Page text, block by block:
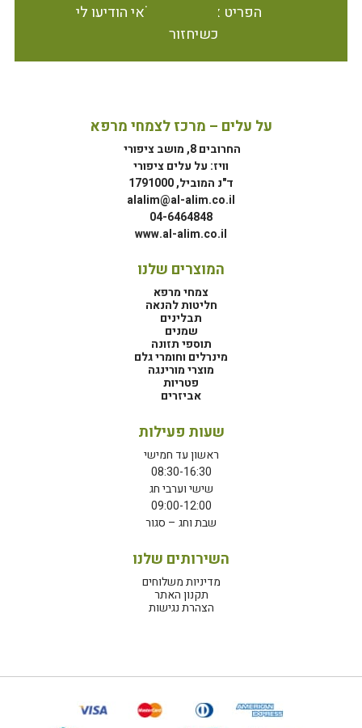
הפריט אינו זמין במלאי הודיעו לי
כשיחזור
על עלים – מרכז לצמחי מרפא
החרובים 8, מושב ציפורי
וויז: על עלים ציפורי
ד"נ המוביל, 1791000
alalim@al-alim.co.il
04-6464848
www.al-alim.co.il
המוצרים שלנו
צמחי מרפא
חליטות להנאה
תבלינים
שמנים
תוספי תזונה
מינרלים וחומרי גלם
מוצרי מורינגה
פטריות
אביזרים
שעות פעילות
ראשון עד חמישי
08:30-16:30
שישי וערבי חג
09:00-12:00
שבת וחג – סגור
השירותים שלנו
מדיניות משלוחים
תקנון האתר
הצהרת נגישות